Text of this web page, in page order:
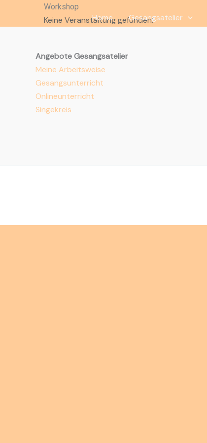
Home Gesangsatelier
Workshop
Keine Veranstaltung gefunden!
Angebote Gesangsatelier
Meine Arbeitsweise
Gesangsunterricht
Onlineunterricht
Singekreis